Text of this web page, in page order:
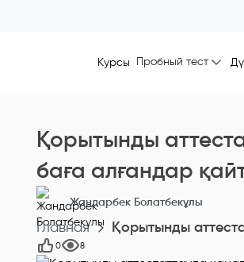
Курсы Пробный тест
Қорытынды
баға алғандар
Жандарбек Болатбекұлы
Главная Қорытынды
0 8